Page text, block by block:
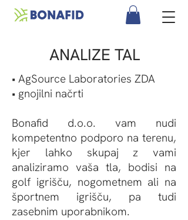
ANALIZE TAL
• AgSource Laboratories ZDA
• gnojilni načrti
Bonafid d.o.o. vam nudi
kompetentno podporo na terenu,
kjer lahko skupaj z vami
analiziramo vaša tla, bodisi na
golf igrišču, nogometnem ali na
športnem igrišču, pa tudi
zasebnim uporabnikom.